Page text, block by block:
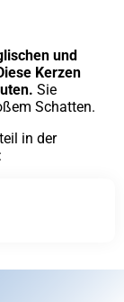
und
Kerzen
Sie
Schatten.
in der